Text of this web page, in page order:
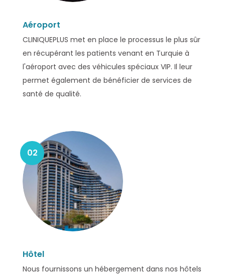
Aéroport
CLINIQUEPLUS met en place le processus le plus sûr
en récupérant les patients venant en Turquie à
l'aéroport avec des véhicules spéciaux VIP. Il leur
permet également de bénéficier de services de
santé de qualité.
02
Hôtel
Nous fournissons un hébergement dans nos hôtels